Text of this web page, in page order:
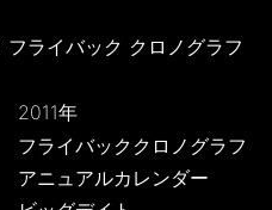
フライバック クロノグラフ
2011年
フライバッククロノグラフ
アニュアルカレンダー